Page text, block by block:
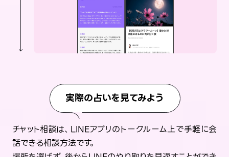
実際の占いを見てみよう
チャット相談は、LINEアプリのトークルーム上で手軽に会
話できる相談方法です。